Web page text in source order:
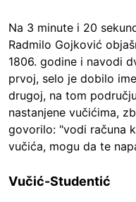
Na 3 minute i 20
Radmilo Gojković
1806. godine i navodi
prvoj, selo je dobilo
drugoj, na tom
nastanjene vučićima,
govorilo: "vodi računa
vučića, mogu da te
Vučić-Studentić